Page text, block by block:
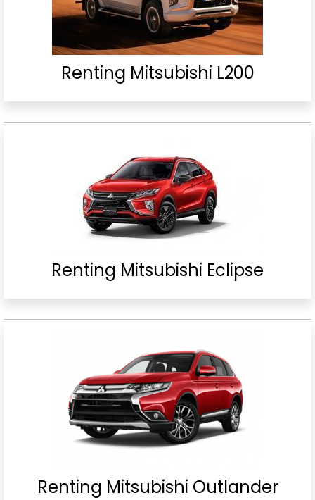
Renting Mitsubishi L200
Renting Mitsubishi Eclipse
Renting Mitsubishi Outlander